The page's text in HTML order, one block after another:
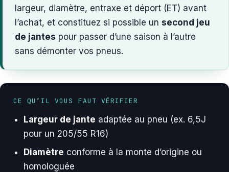
largeur, diamètre, entraxe et déport (ET) avant
l’achat, et constituez si possible un second jeu
de jantes pour passer d’une saison à l’autre
sans démonter vos pneus.
CE QU’IL VOUS FAUT VÉRIFIER
Largeur de jante adaptée au pneu (ex. 6,5J
pour un 205/55 R16)
Diamètre conforme à la monte d’origine ou
homologuée